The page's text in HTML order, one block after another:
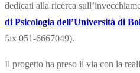
dedicati alla ricerca
di Psicologia dell’Università di
fax 051-6667049).
Il progetto ha preso il via con la